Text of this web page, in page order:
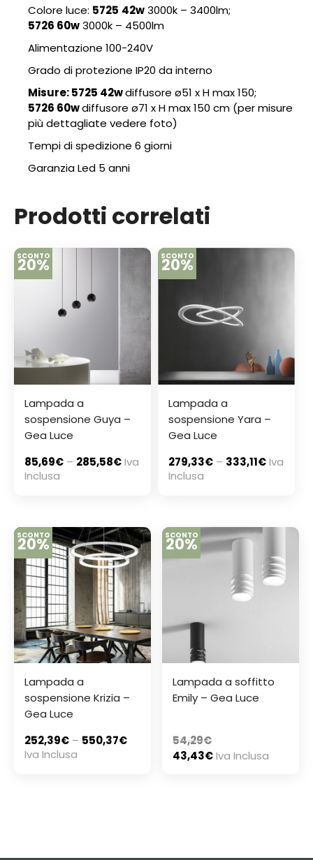
Colore luce: 5725 42w3000k – 3400lm;
5726 60w3000k – 4500lm
Alimentazione 100-240V
Grado di protezione IP20 da interno
Misure: 5725 42wdiffusore ø51 x H max 150;
5726 60wdiffusore ø71 x H max 150 cm (per misure
più dettagliate vedere foto)
Tempi di spedizione 6 giorni
Garanzia Led 5 anni
Prodotti correlati
SCONTO
20%
Lampada a
sospensione Guya –
Gea Luce
85,69€ – 285,58€Iva
Inclusa
SCONTO
20%
Lampada a
sospensione Yara –
Gea Luce
279,33€ – 333,11€Iva
Inclusa
SCONTO
20%
Lampada a
sospensione Krizia –
Gea Luce
252,39€ – 550,37€
Iva Inclusa
SCONTO
20%
Lampada a soffitto
Emily – Gea Luce
54,29€
43,43€Iva Inclusa